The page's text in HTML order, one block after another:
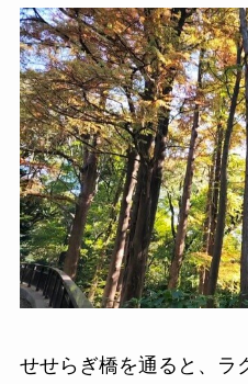
せせらぎ橋を通ると、ラ